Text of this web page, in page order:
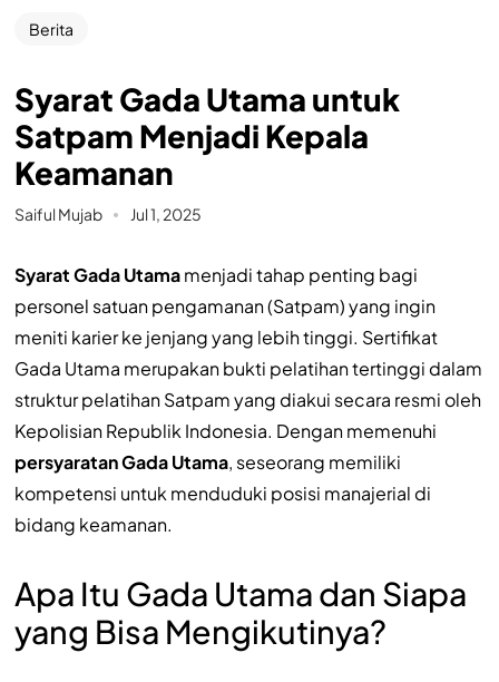
Berita
Syarat Gada Utama untuk
Satpam Menjadi Kepala
Keamanan
Saiful Mujab Jul 1, 2025
Syarat Gada Utamamenjadi tahap penting bagi
personel satuan pengamanan (Satpam) yang ingin
meniti karier ke jenjang yang lebih tinggi. Sertifikat
Gada Utama merupakan bukti pelatihan tertinggi dalam
struktur pelatihan Satpam yang diakui secara resmi oleh
Kepolisian Republik Indonesia. Dengan memenuhi
persyaratan Gada Utama, seseorang memiliki
kompetensi untuk menduduki posisi manajerial di
bidang keamanan.
Apa Itu Gada Utama dan Siapa
yang Bisa Mengikutinya?